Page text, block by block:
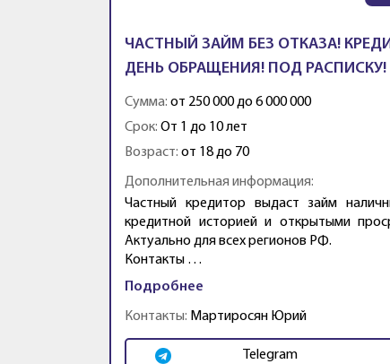
ЧАСТНЫЙ ЗАЙМ БЕЗ ОТКАЗА!
ДЕНЬ ОБРАЩЕНИЯ! ПОД
Сумма: от 250 000 до 6 000 000
Срок: От 1 до 10 лет
Возраст: от 18 до 70
Дополнительная информация:
Частный кредитор выдаст займ
кредитной историей и открытыми
Актуально для всех регионов РФ.
Контакты …
Подробнее
Контакты: Мартиросян Юрий
Telegram